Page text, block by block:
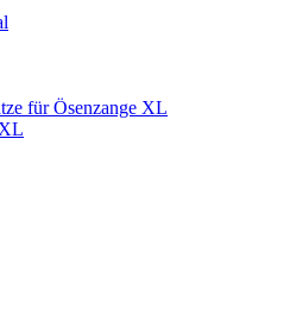
für Ösenzange XL